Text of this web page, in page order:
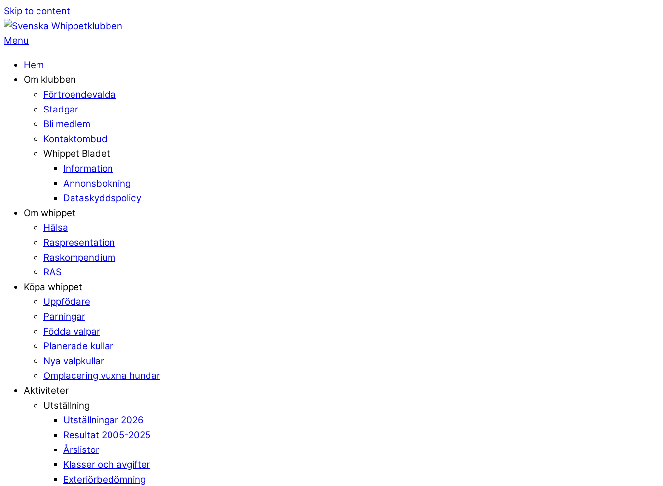
Skip to content
Menu
Hem
Om klubben
Förtroendevalda
Stadgar
Bli medlem
Kontaktombud
Whippet Bladet
Information
Annonsbokning
Dataskyddspolicy
Om whippet
Hälsa
Raspresentation
Raskompendium
RAS
Köpa whippet
Uppfödare
Parningar
Födda valpar
Planerade kullar
Nya valpkullar
Omplacering vuxna hundar
Aktiviteter
Utställning
Utställningar 2026
Resultat 2005-2025
Årslistor
Klasser och avgifter
Exteriörbedömning